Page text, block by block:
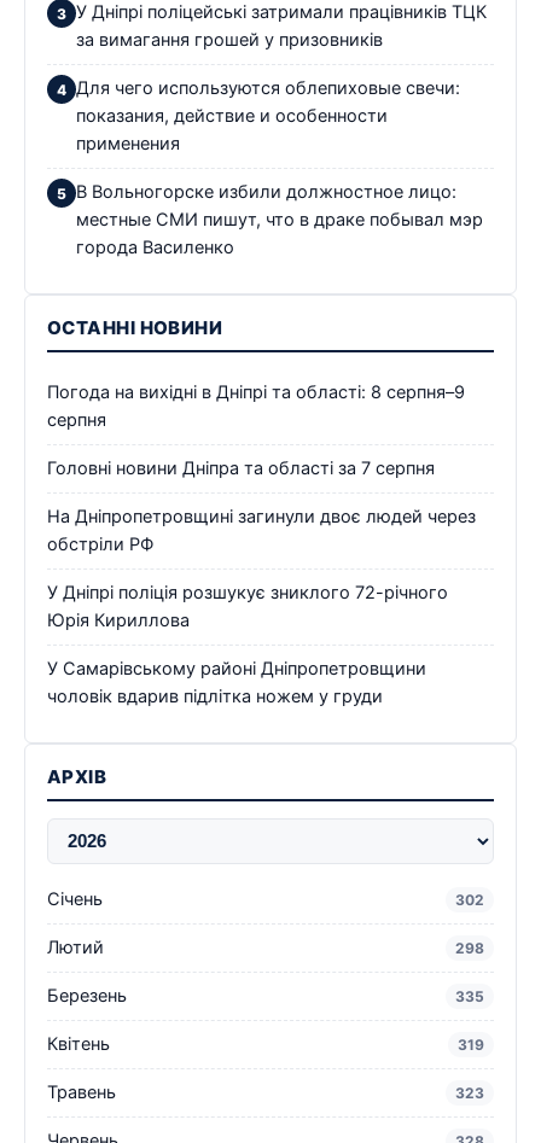
У Дніпрі поліцейські затримали працівників ТЦК
за вимагання грошей у призовників
Для чего используются облепиховые свечи:
показания, действие и особенности
применения
В Вольногорске избили должностное лицо:
местные СМИ пишут, что в драке побывал мэр
города Василенко
ОСТАННІ НОВИНИ
Погода на вихідні в Дніпрі та області: 8 серпня–9
серпня
Головні новини Дніпра та області за 7 серпня
На Дніпропетровщині загинули двоє людей через
обстріли РФ
У Дніпрі поліція розшукує зниклого 72-річного
Юрія Кириллова
У Самарівському районі Дніпропетровщини
чоловік вдарив підлітка ножем у груди
АРХІВ
Січень 302
Лютий 298
Березень 335
Квітень 319
Травень 323